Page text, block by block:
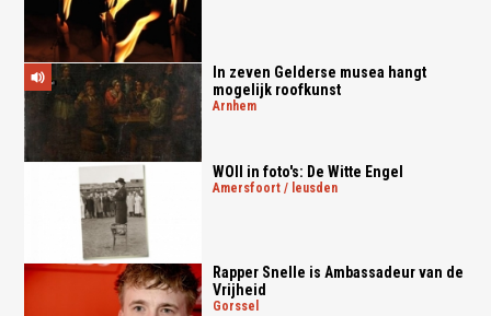
In zeven Gelderse musea hangt
mogelijk roofkunst
arnhem
WOII in foto's: De Witte Engel
amersfoort / leusden
Rapper Snelle is Ambassadeur van de
Vrijheid
gorssel